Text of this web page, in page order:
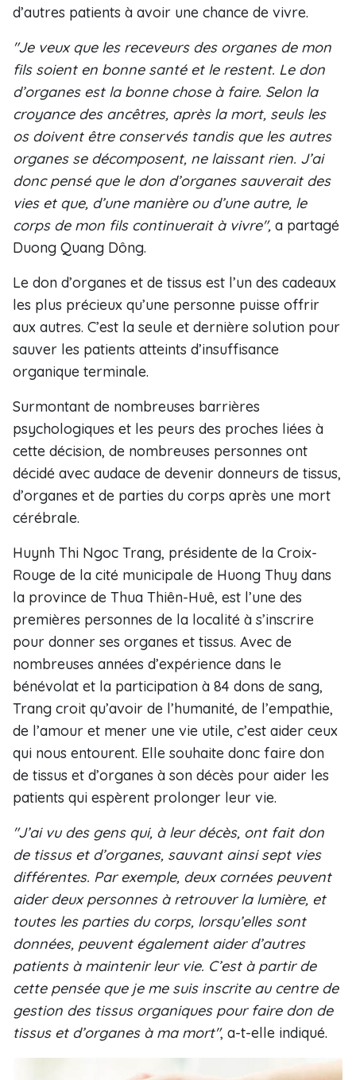
d’autres patients à avoir une chance de vivre.
"Je veux que les receveurs des organes de mon
fils soient en bonne santé et le restent. Le don
d’organes est la bonne chose à faire. Selon la
croyance des ancêtres, après la mort, seuls les
os doivent être conservés tandis que les autres
organes se décomposent, ne laissant rien. J’ai
donc pensé que le don d’organes sauverait des
vies et que, d’une manière ou d’une autre, le
corps de mon fils continuerait à vivre", a partagé
Duong Quang Dông.
Le don d’organes et de tissus est l’un des cadeaux
les plus précieux qu’une personne puisse offrir
aux autres. C’est la seule et dernière solution pour
sauver les patients atteints d’insuffisance
organique terminale.
Surmontant de nombreuses barrières
psychologiques et les peurs des proches liées à
cette décision, de nombreuses personnes ont
décidé avec audace de devenir donneurs de tissus,
d’organes et de parties du corps après une mort
cérébrale.
Huynh Thi Ngoc Trang, présidente de la Croix-
Rouge de la cité municipale de Huong Thuy dans
la province de Thua Thiên-Huê, est l’une des
premières personnes de la localité à s’inscrire
pour donner ses organes et tissus. Avec de
nombreuses années d’expérience dans le
bénévolat et la participation à 84 dons de sang,
Trang croit qu’avoir de l’humanité, de l’empathie,
de l’amour et mener une vie utile, c’est aider ceux
qui nous entourent. Elle souhaite donc faire don
de tissus et d’organes à son décès pour aider les
patients qui espèrent prolonger leur vie.
"J’ai vu des gens qui, à leur décès, ont fait don
de tissus et d’organes, sauvant ainsi sept vies
différentes. Par exemple, deux cornées peuvent
aider deux personnes à retrouver la lumière, et
toutes les parties du corps, lorsqu’elles sont
données, peuvent également aider d’autres
patients à maintenir leur vie. C’est à partir de
cette pensée que je me suis inscrite au centre de
gestion des tissus organiques pour faire don de
tissus et d’organes à ma mort", a-t-elle indiqué.